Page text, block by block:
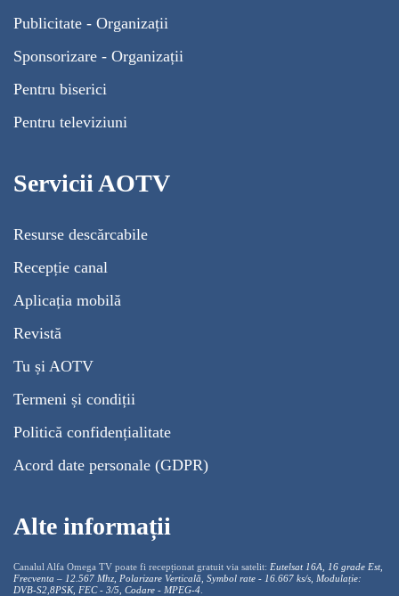
Publicitate - Organizații
Sponsorizare - Organizații
Pentru biserici
Pentru televiziuni
Servicii AOTV
Resurse descărcabile
Recepție canal
Aplicația mobilă
Revistă
Tu și AOTV
Termeni și condiții
Politică confidențialitate
Acord date personale (GDPR)
Alte informații
Canalul Alfa Omega TV poate fi recepționat gratuit via satelit: Eutelsat 16A, 16 grade Est,
Frecventa – 12.567 Mhz, Polarizare Verticală, Symbol rate - 16.667 ks/s, Modulație:
DVB-S2,8PSK, FEC - 3/5, Codare - MPEG-4